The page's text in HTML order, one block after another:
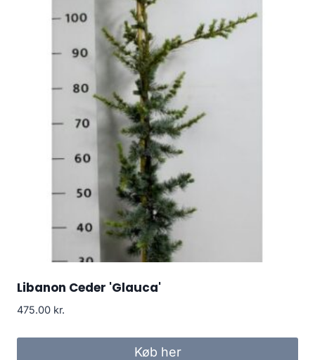
Libanon Ceder 'Glauca'
475.00 kr.
Køb her